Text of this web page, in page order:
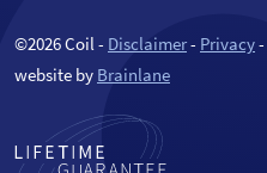
©2026 Coil - Disclaimer- Privacy-
website by Brainlane